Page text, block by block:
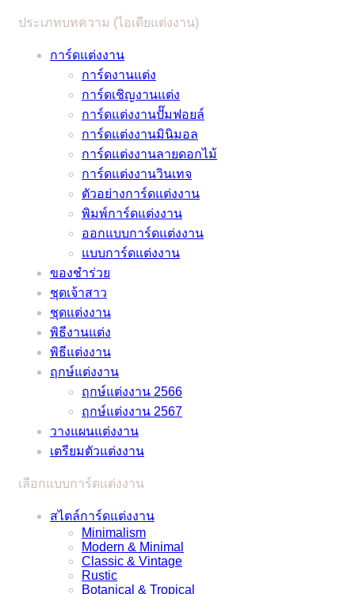
เคล็ด
ชื่อ
ดัง
หมอ
ช้าง
และ
หมอ
ลักษณ์
มงคล
ลับ
จาก
หมอดู
ชื่อ
ดัง
หมอ
ช้าง
และ
หมอ
รนด์
ไม่
มี
เอา
เรื่อง
ทำ!
เมื่อ
ต้อง
เลื่อน
งาน
แต่ง
เพราะ
พิษ
โค
วิด
สาว
แก้
ปัญหา
ยุ่งๆ
ง่ายๆ
ประเภทบทความ (ไอเดียแต่งงาน)
การ์ดแต่งงาน
การ์ดงานแต่ง
การ์ดเชิญงานแต่ง
การ์ดแต่งงานปั๊มฟอยล์
การ์ดแต่งงานมินิมอล
การ์ดแต่งงานลายดอกไม้
การ์ดแต่งงานวินเทจ
ตัวอย่างการ์ดแต่งงาน
พิมพ์การ์ดแต่งงาน
ออกแบบการ์ดแต่งงาน
แบบการ์ดแต่งงาน
ของชำร่วย
ชุดเจ้าสาว
ชุดแต่งงาน
พิธีงานแต่ง
พิธีแต่งงาน
ฤกษ์แต่งงาน
ฤกษ์แต่งงาน 2566
ฤกษ์แต่งงาน 2567
วางแผนแต่งงาน
เตรียมตัวแต่งงาน
เลือกแบบการ์ดแต่งงาน
สไตล์การ์ดแต่งงาน
Minimalism
Modern & Minimal
Classic & Vintage
Rustic
Botanical & Tropical